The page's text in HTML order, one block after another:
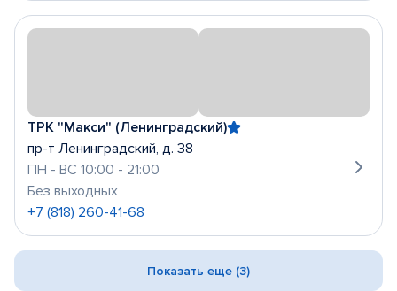
ТРК "Макси" (Ленинградский)
пр-т Ленинградский, д. 38
ПН - ВС 10:00 - 21:00
Без выходных
+7 (818) 260-41-68
Показать еще (3)